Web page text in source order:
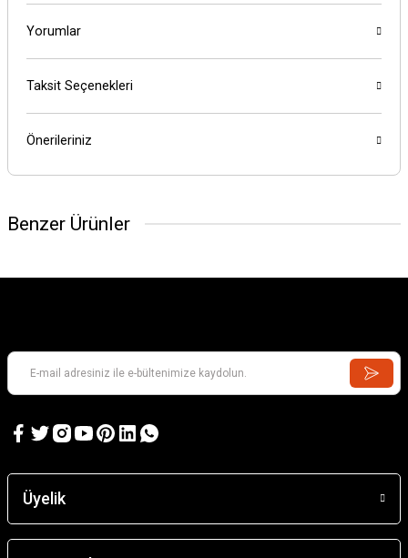
Yorumlar
Taksit Seçenekleri
Önerileriniz
Benzer Ürünler
Kill Team: Terror on Devlan
Üyelik